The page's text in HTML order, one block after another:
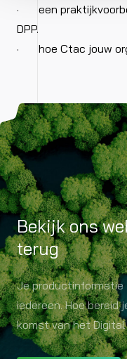
· een
DPP.
· hoe Ctac jouw
Bekijk ons
terug
Je
iedereen. Hoe bereid
komst van het